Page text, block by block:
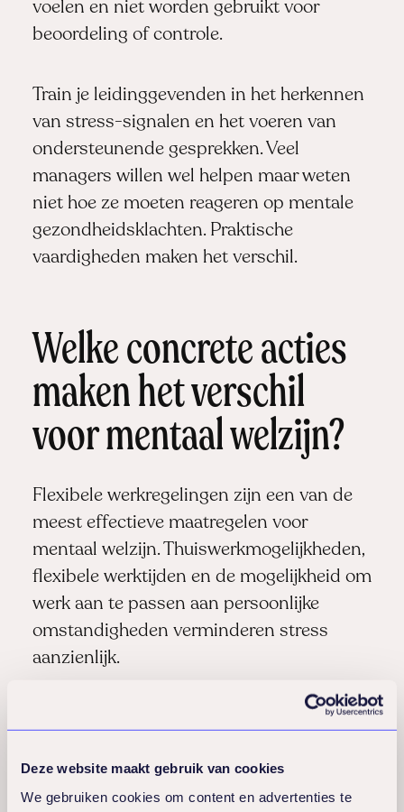
Deze website maakt gebruik van cookies
We gebruiken cookies om content en advertenties te
voelen en niet worden gebruikt voor
beoordeling of controle.
Train je leidinggevenden in het herkennen
van stress-signalen en het voeren van
ondersteunende gesprekken. Veel
managers willen wel helpen maar weten
niet hoe ze moeten reageren op mentale
gezondheidsklachten. Praktische
vaardigheden maken het verschil.
Welke concrete acties
maken het verschil
voor mentaal welzijn?
Flexibele werkregelingen zijn een van de
meest effectieve maatregelen voor
mentaal welzijn. Thuiswerkmogelijkheden,
flexibele werktijden en de mogelijkheid om
werk aan te passen aan persoonlijke
omstandigheden verminderen stress
aanzienlijk.
Investeer in professionele ondersteuning.
Employee Assistance Program (EAP), of
coaching voor medewerkers die extra